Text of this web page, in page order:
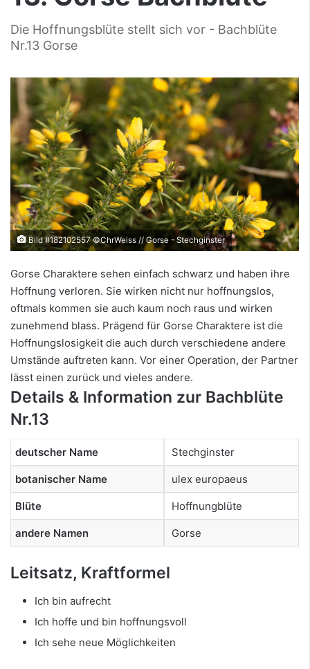
Die Hoffnungsblüte stellt sich vor - Bachblüte
Nr.13 Gorse
Bild #182102557 ©ChrWeiss // Gorse - Stechginster
Gorse Charaktere sehen einfach schwarz und haben ihre
Hoffnung verloren. Sie wirken nicht nur hoffnungslos,
oftmals kommen sie auch kaum noch raus und wirken
zunehmend blass. Prägend für Gorse Charaktere ist die
Hoffnungslosigkeit die auch durch verschiedene andere
Umstände auftreten kann. Vor einer Operation, der Partner
lässt einen zurück und vieles andere.
Details & Information zur Bachblüte
Nr.13
deutscher Name Stechginster
botanischer Name ulex europaeus
Blüte Hoffnungblüte
andere Namen Gorse
Leitsatz, Kraftformel
Ich bin aufrecht
Ich hoffe und bin hoffnungsvoll
Ich sehe neue Möglichkeiten